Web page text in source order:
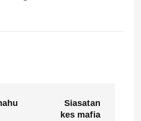
Siasatan
kes mafia